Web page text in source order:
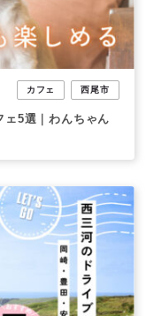
カフェ 西尾市
ェ5選｜わんちゃん